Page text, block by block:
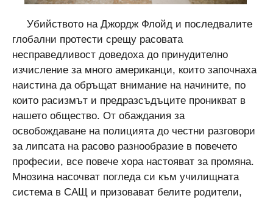
Убийството на Джордж Флойд и последвалите
глобални протести срещу расовата
несправедливост доведоха до принудително
изчисление за много американци, които започнаха
наистина да обръщат внимание на начините, по
които расизмът и предразсъдъците проникват в
нашето общество. От обаждания за
освобождаване на полицията до честни разговори
за липсата на расово разнообразие в повечето
професии, все повече хора настояват за промяна.
Мнозина насочват погледа си към училищната
система в САЩ и призовават белите родители,